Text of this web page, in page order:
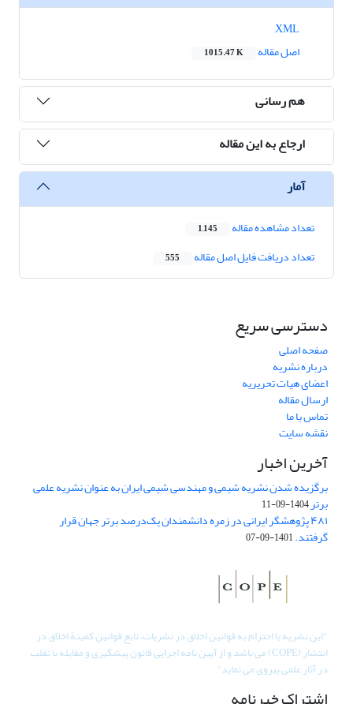
اصل مقاله
1015.47 K
هم رسانی
ارجاع به این مقاله
آمار
تعداد مشاهده مقاله 1,145
تعداد دریافت فایل اصل مقاله 555
دسترسی سریع
صفحه اصلی
درباره نشریه
اعضای هیات تحریریه
ارسال مقاله
تماس با ما
نقشه سایت
آخرین اخبار
برگزیده شدن نشریه شیمی و مهندسی شیمی ایران به عنوان نشریه علمی
برتر1404-09-11
۴۸۱ پژوهشگر ایرانی در زمره دانشمندان یک‌درصد برتر جهان قرار
گرفتند.1401-09-07
"این نشریه با احترام به قوانین اخلاق در نشریات، تابع قوانین کمیتۀ اخلاق در
انتشار (COPE) می باشد و از آیین نامه اجرایی قانون پیشگیری و مقابله با تقلب
در آثار علمی پیروی می نماید".